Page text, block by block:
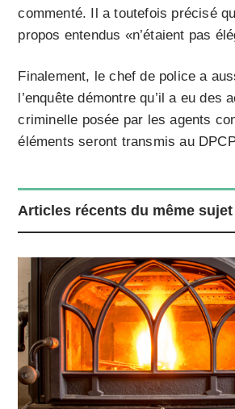
commenté. Il a toutefois précisé
propos entendus «n’étaient pas
Finalement, le chef de police a
l’enquête démontre qu’il a eu des
criminelle posée par les agents
éléments seront transmis au
Articles récents du même sujet